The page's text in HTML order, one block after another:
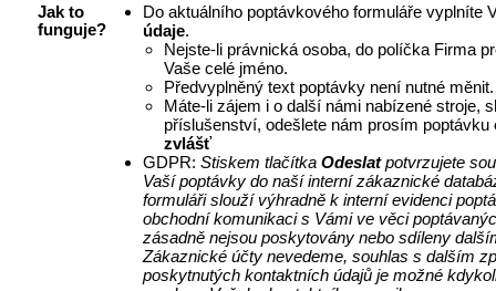
Jak to
funguje?
Do aktuálního poptávkového formuláře vyplníte
údaje.
Nejste-li právnická osoba, do políčka Firma
Vaše celé jméno.
Předvyplněný text poptávky není nutné měnit.
Máte-li zájem i o další námi nabízené stroje,
příslušenství, odešlete nám prosím poptávku
zvlášť
GDPR: Stiskem tlačítka Odeslatpotvrzujete
Vaší poptávky do naší interní zákaznické
formuláři slouží výhradně k interní evidenci
obchodní komunikaci s Vámi ve věci
zásadně nejsou poskytovány nebo sdíleny
Zákaznické účty nevedeme, souhlas s dalším
poskytnutých kontaktních údajů je možné